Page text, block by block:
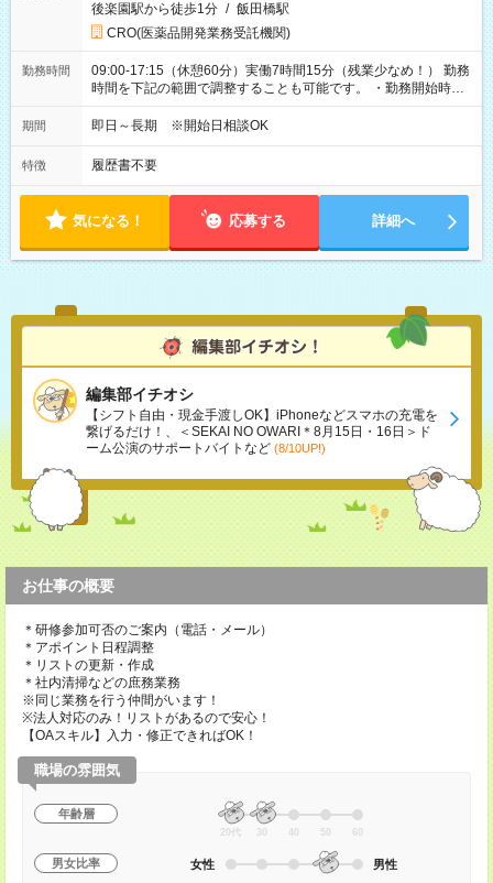
後楽園駅から徒歩1分 / 飯田橋駅
CRO(医薬品開発業務受託機関)
勤務時間
09:00-17:15（休憩60分）実働7時間15分（残業少なめ！） 勤務
時間を下記の範囲で調整することも可能です。 ・勤務開始時
間 09:00～10:00 ・勤務終了時間 16:00～17:15 ・実働
05:00～07:15
期間 即日～長期 ※開始日相談OK
特徴 履歴書不要
気になる！ 応募する 詳細へ
編集部イチオシ
【シフト自由・現金手渡しOK】iPhoneなどスマホの充電を
繋げるだけ！、＜SEKAI NO OWARI＊8月15日・16日＞ド
ーム公演のサポートバイトなど (8/10UP!)
お仕事の概要
＊研修参加可否のご案内（電話・メール）
＊アポイント日程調整
＊リストの更新・作成
＊社内清掃などの庶務業務
※同じ業務を行う仲間がいます！
※法人対応のみ！リストがあるので安心！
【OAスキル】入力・修正できればOK！
職場の雰囲気
年齢層
20代 30 40 50 60
男女比率 女性 男性